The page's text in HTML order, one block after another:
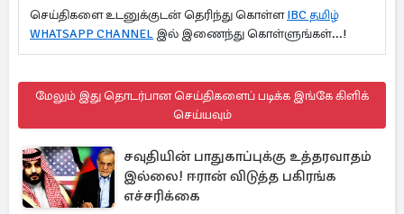
செய்திகளை உடனுக்குடன் தெரிந்து கொள்ளIBC தமிழ்
WHATSAPP CHANNEL இல் இணைந்து கொள்ளுங்கள்...!
மேலும் இது தொடர்பான செய்திகளைப் படிக்க இங்கே கிளிக்
செய்யவும்
சவுதியின் பாதுகாப்புக்கு உத்தரவாதம்
இல்லை! ஈரான் விடுத்த பகிரங்க
எச்சரிக்கை